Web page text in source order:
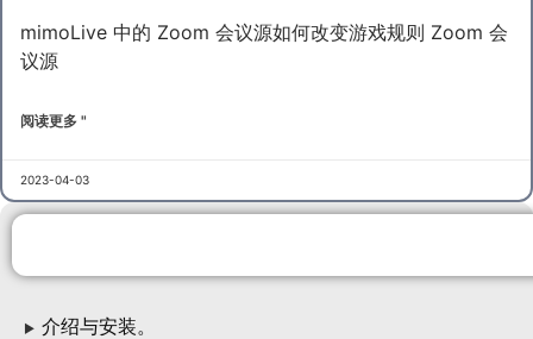
▶ 介绍与安装。
mimoLive 中的 Zoom 会议源如何改变游戏规则 Zoom 会
议源
阅读更多 "
2023-04-03